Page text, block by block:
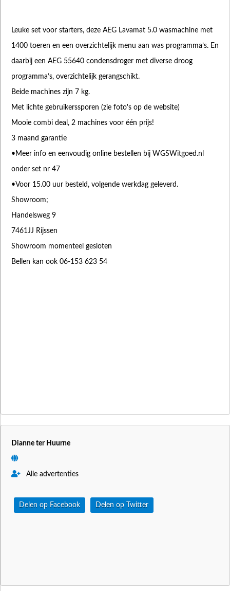
Leuke set voor starters, deze AEG Lavamat 5.0 wasmachine met
1400 toeren en een overzichtelijk menu aan was programma’s. En
daarbij een AEG 55640 condensdroger met diverse droog
programma’s, overzichtelijk gerangschikt.
Beide machines zijn 7 kg.
Met lichte gebruikerssporen (zie foto's op de website)
Mooie combi deal, 2 machines voor één prijs!
3 maand garantie
•Meer info en eenvoudig online bestellen bij WGSWitgoed.nl
onder set nr 47
•Voor 15.00 uur besteld, volgende werkdag geleverd.
Showroom;
Handelsweg 9
7461JJ Rijssen
Showroom momenteel gesloten
Bellen kan ook 06-153 623 54
Dianne ter Huurne
Alle advertenties
Delen op Facebook Delen op Twitter